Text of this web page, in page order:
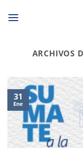
ARCHIVOS
31
Ene